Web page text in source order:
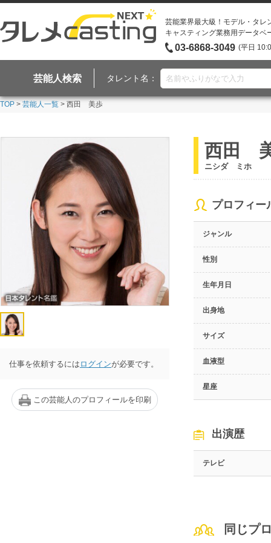
芸能業界最大級！モデル・タレ
キャスティング業務用データベ
03-6868-3049 (平日
芸能人検索 タレント名：
TOP > 芸能人一覧 > 西田 美歩
仕事を依頼するには ログインが必要です。
この芸能人のプロフィールを印刷
西田
ニシダ ミホ
プロフィー
ジャンル
性別
生年月日
出身地
サイズ
血液型
星座
出演歴
テレビ
同じプ